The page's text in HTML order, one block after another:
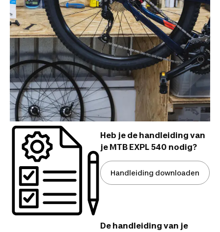
Heb je de handleiding van
je MTB EXPL 540 nodig?
Handleiding downloaden
De handleiding van je